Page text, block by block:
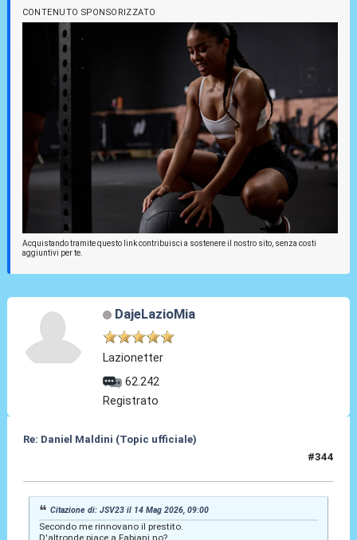
CONTENUTO SPONSORIZZATO
Acquistando tramite questo link contribuisci a sostenere il nostro sito, senza costi
aggiuntivi per te.
DajeLazioMia
Lazionetter
62.242
Registrato
Re: Daniel Maldini (Topic ufficiale)
#344
Citazione di: JSV23 il 14 Mag 2026, 09:00
Secondo me rinnovano il prestito.
D'altronde piace a Fabiani no?